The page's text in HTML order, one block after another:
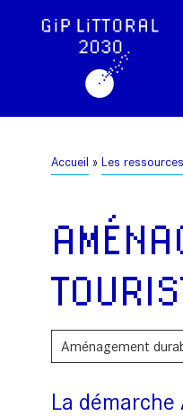
Fil
Accueil Les
Aménagement
La
Panneau de gestion des